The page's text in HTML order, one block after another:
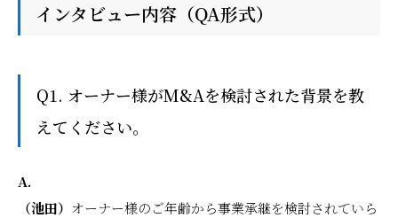
インタビュー内容（QA形式）
Q1. オーナー様がM&Aを検討された背景を教
えてください。
A.
（池田） オーナー様のご年齢から事業承継を検討されていら